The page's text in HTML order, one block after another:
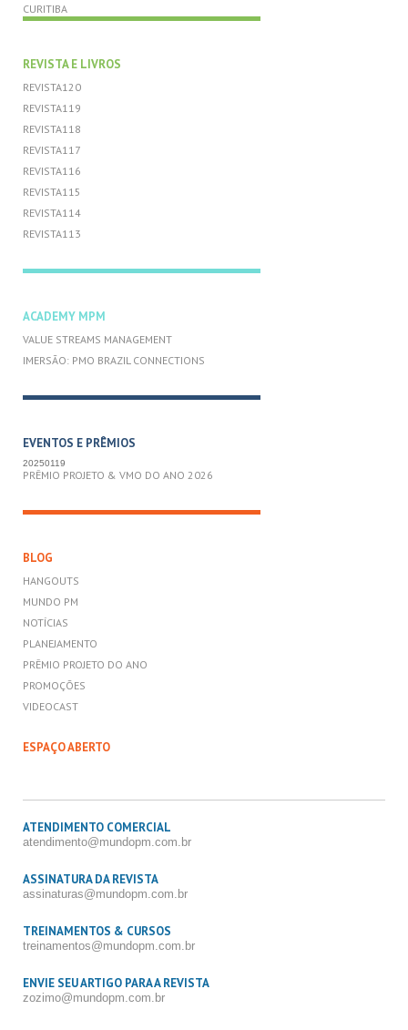
CURITIBA
REVISTA E LIVROS
REVISTA120
REVISTA119
REVISTA118
REVISTA117
REVISTA116
REVISTA115
REVISTA114
REVISTA113
ACADEMY MPM
VALUE STREAMS MANAGEMENT
IMERSÃO: PMO BRAZIL CONNECTIONS
EVENTOS E PRÊMIOS
20250119
PRÊMIO PROJETO & VMO DO ANO 2026
BLOG
HANGOUTS
MUNDO PM
NOTÍCIAS
PLANEJAMENTO
PRÊMIO PROJETO DO ANO
PROMOÇÕES
VIDEOCAST
ESPAÇO ABERTO
ATENDIMENTO COMERCIAL
atendimento@mundopm.com.br
ASSINATURA DA REVISTA
assinaturas@mundopm.com.br
TREINAMENTOS & CURSOS
treinamentos@mundopm.com.br
ENVIE SEU ARTIGO PARA A REVISTA
zozimo@mundopm.com.br